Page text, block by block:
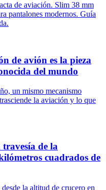
de aviación. Slim 38 mm
pantalones modernos. Guía
de avión es la pieza
del mundo
un mismo mecanismo
la aviación y lo que
de la
cuadrados de
la altitud de crucero en